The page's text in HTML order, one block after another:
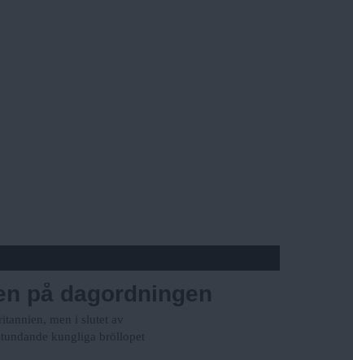
på dagordningen
men i slutet av
kungliga bröllopet